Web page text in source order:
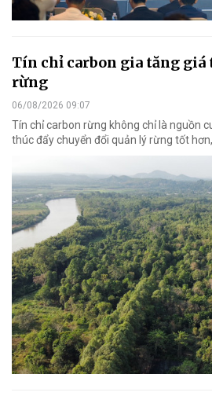
Tín chỉ carbon gia tăng
rừng
06/08/2026 09:07
Tín chỉ carbon rừng không chỉ là nguồn
thúc đẩy chuyển đổi quản lý rừng tốt